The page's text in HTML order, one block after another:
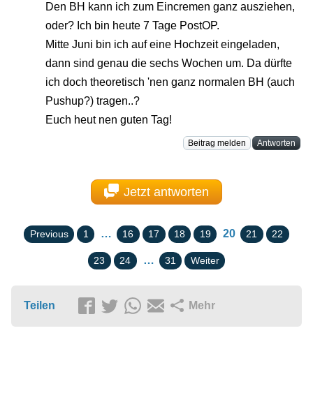
Den BH kann ich zum Eincremen ganz ausziehen,
oder? Ich bin heute 7 Tage PostOP.
Mitte Juni bin ich auf eine Hochzeit eingeladen,
dann sind genau die sechs Wochen um. Da dürfte
ich doch theoretisch 'nen ganz normalen BH (auch
Pushup?) tragen..?
Euch heut nen guten Tag!
Beitrag melden Antworten
Jetzt antworten
Previous 1 … 16 17 18 19 20 21 22
23 24 … 31 Weiter
Teilen Mehr